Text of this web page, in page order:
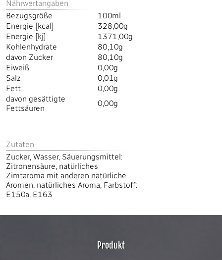
Nährwertangaben
Bezugsgröße
100ml
Energie [kcal]
328,00g
Energie [kj]
1371,00g
Kohlenhydrate
80,10g
davon Zucker
80,10g
Eiweiß
0,00g
Salz
0,01g
Fett
0,00g
davon gesättigte
Fettsäuren
0,00g
Zutaten
Zucker, Wasser, Säuerungsmittel:
Zitronensäure, natürliches
Zimtaroma mit anderen natürliche
Aromen, natürliches Aroma, Farbstoff:
E150a, E163
Produkt